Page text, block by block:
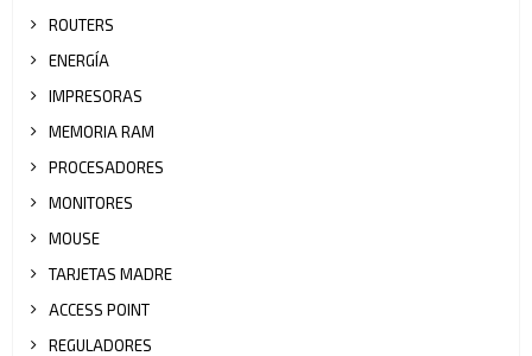
ROUTERS
ENERGÍA
IMPRESORAS
MEMORIA RAM
PROCESADORES
MONITORES
MOUSE
TARJETAS MADRE
ACCESS POINT
REGULADORES